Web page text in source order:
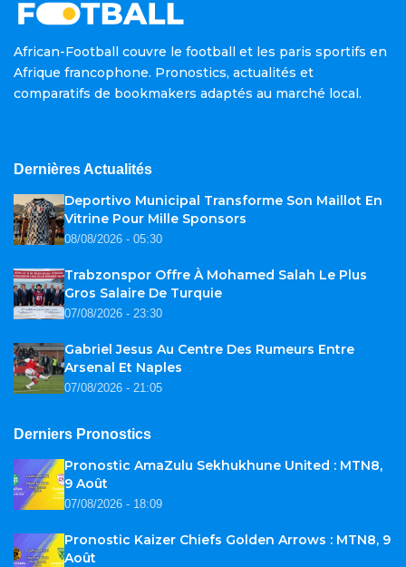
African-Football couvre le football et les paris sportifs en
Afrique francophone. Pronostics, actualités et
comparatifs de bookmakers adaptés au marché local.
Dernières Actualités
Deportivo Municipal Transforme Son Maillot En
Vitrine Pour Mille Sponsors
08/08/2026 - 05:30
Trabzonspor Offre À Mohamed Salah Le Plus
Gros Salaire De Turquie
07/08/2026 - 23:30
Gabriel Jesus Au Centre Des Rumeurs Entre
Arsenal Et Naples
07/08/2026 - 21:05
Derniers Pronostics
Pronostic AmaZulu Sekhukhune United : MTN8,
9 Août
07/08/2026 - 18:09
Pronostic Kaizer Chiefs Golden Arrows : MTN8, 9
Août